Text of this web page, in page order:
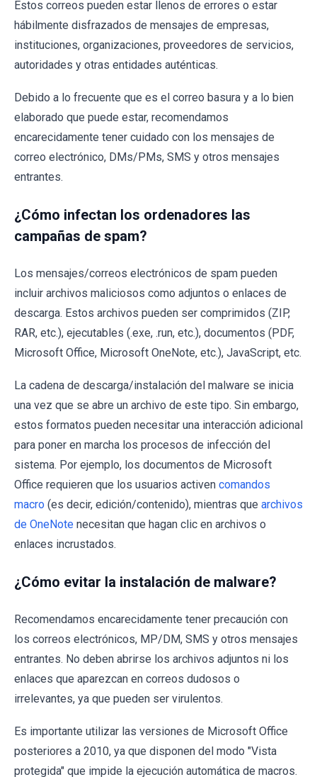
Estos correos pueden estar llenos de errores o estar
hábilmente disfrazados de mensajes de empresas,
instituciones, organizaciones, proveedores de servicios,
autoridades y otras entidades auténticas.
Debido a lo frecuente que es el correo basura y a lo bien
elaborado que puede estar, recomendamos
encarecidamente tener cuidado con los mensajes de
correo electrónico, DMs/PMs, SMS y otros mensajes
entrantes.
¿Cómo infectan los ordenadores las
campañas de spam?
Los mensajes/correos electrónicos de spam pueden
incluir archivos maliciosos como adjuntos o enlaces de
descarga. Estos archivos pueden ser comprimidos (ZIP,
RAR, etc.), ejecutables (.exe, .run, etc.), documentos (PDF,
Microsoft Office, Microsoft OneNote, etc.), JavaScript, etc.
La cadena de descarga/instalación del malware se inicia
una vez que se abre un archivo de este tipo. Sin embargo,
estos formatos pueden necesitar una interacción adicional
para poner en marcha los procesos de infección del
sistema. Por ejemplo, los documentos de Microsoft
Office requieren que los usuarios activen comandos
macro (es decir, edición/contenido), mientras que archivos
de OneNote necesitan que hagan clic en archivos o
enlaces incrustados.
¿Cómo evitar la instalación de malware?
Recomendamos encarecidamente tener precaución con
los correos electrónicos, MP/DM, SMS y otros mensajes
entrantes. No deben abrirse los archivos adjuntos ni los
enlaces que aparezcan en correos dudosos o
irrelevantes, ya que pueden ser virulentos.
Es importante utilizar las versiones de Microsoft Office
posteriores a 2010, ya que disponen del modo "Vista
protegida" que impide la ejecución automática de macros.